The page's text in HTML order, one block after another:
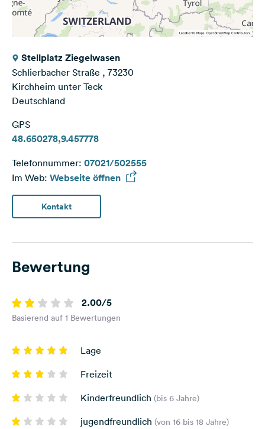
Stellplatz Ziegelwasen
Schlierbacher Straße , 73230
Kirchheim unter Teck
Deutschland
GPS
48.650278,9.457778
Telefonnummer: 07021/502555
Im Web: Webseite öffnen
Kontakt
Bewertung
2.00/5
Basierend auf 1 Bewertungen
Lage
Freizeit
Kinderfreundlich (bis 6 Jahre)
jugendfreundlich (von 16 bis 18 Jahre)